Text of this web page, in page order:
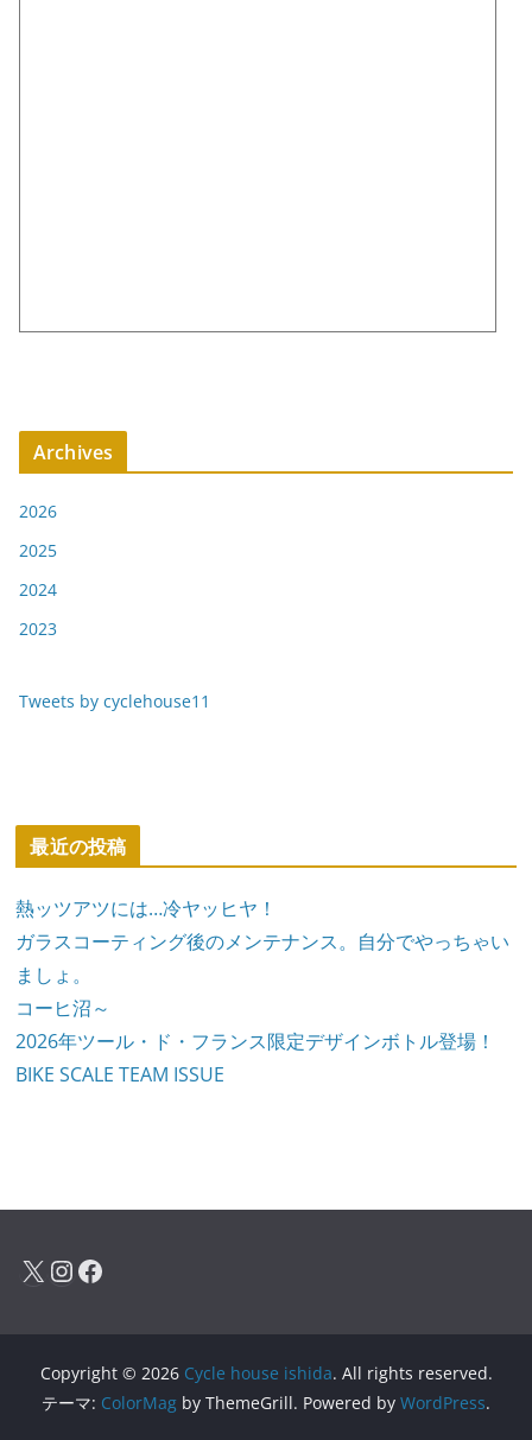
Archives
2026
2025
2024
2023
Tweets by cyclehouse11
最近の投稿
熱ッツアツには…冷ヤッヒヤ！
ガラスコーティング後のメンテナンス。自分でやっちゃい
ましょ。
コーヒ沼～
2026年ツール・ド・フランス限定デザインボトル登場！
BIKE SCALE TEAM ISSUE
X InstagramFacebook
Copyright © 2026 Cycle house ishida. All rights reserved.
テーマ: ColorMag by ThemeGrill. Powered by WordPress.